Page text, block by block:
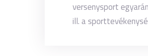
versenysport
ill. a